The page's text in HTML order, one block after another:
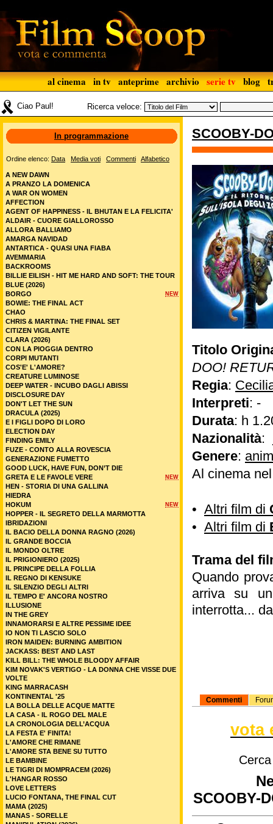
al cinema in tv anteprime archivio serie tv blog
Ciao Paul! Ricerca veloce:
SCOOBY-
Titolo
DOO!
Regia:
Interpreti: -
Durata: h
Nazionalità:
Genere:
Al cinema
• Altri film di
• Altri film di
Trama del
Quando
arriva su
interrotta...
Commenti
vota
SCOOBY-
In programmazione
Ordine elenco: Data Media voti Commenti Alfabetico
A NEW DAWN
A PRANZO LA DOMENICA
A WAR ON WOMEN
AFFECTION
AGENT OF HAPPINESS - IL BHUTAN E LA FELICITA'
ALDAIR - CUORE GIALLOROSSO
ALLORA BALLIAMO
AMARGA NAVIDAD
ANTARTICA - QUASI UNA FIABA
AVEMMARIA
BACKROOMS
BILLIE EILISH - HIT ME HARD AND SOFT: THE TOUR
BLUE (2026)
NEW
BORGO
BOWIE: THE FINAL ACT
CHAO
CHRIS & MARTINA: THE FINAL SET
CITIZEN VIGILANTE
CLARA (2026)
CON LA PIOGGIA DENTRO
CORPI MUTANTI
COS'E' L'AMORE?
CREATURE LUMINOSE
DEEP WATER - INCUBO DAGLI ABISSI
DISCLOSURE DAY
DON'T LET THE SUN
DRACULA (2025)
E I FIGLI DOPO DI LORO
ELECTION DAY
FINDING EMILY
FUZE - CONTO ALLA ROVESCIA
GENERAZIONE FUMETTO
GOOD LUCK, HAVE FUN, DON’T DIE
NEW
GRETA E LE FAVOLE VERE
HEN - STORIA DI UNA GALLINA
HIEDRA
NEW
HOKUM
HOPPER - IL SEGRETO DELLA MARMOTTA
IBRIDAZIONI
IL BACIO DELLA DONNA RAGNO (2026)
IL GRANDE BOCCIA
IL MONDO OLTRE
IL PRIGIONIERO (2025)
IL PRINCIPE DELLA FOLLIA
IL REGNO DI KENSUKE
IL SILENZIO DEGLI ALTRI
IL TEMPO E' ANCORA NOSTRO
ILLUSIONE
IN THE GREY
INNAMORARSI E ALTRE PESSIME IDEE
IO NON TI LASCIO SOLO
IRON MAIDEN: BURNING AMBITION
JACKASS: BEST AND LAST
KILL BILL: THE WHOLE BLOODY AFFAIR
KIM NOVAK'S VERTIGO - LA DONNA CHE VISSE DUE
VOLTE
KING MARRACASH
KONTINENTAL '25
LA BOLLA DELLE ACQUE MATTE
LA CASA - IL ROGO DEL MALE
LA CRONOLOGIA DELL’ACQUA
LA FESTA E' FINITA!
L'AMORE CHE RIMANE
L'AMORE STA BENE SU TUTTO
LE BAMBINE
LE TIGRI DI MOMPRACEM (2026)
L'HANGAR ROSSO
LOVE LETTERS
LUCIO FONTANA, THE FINAL CUT
MAMA (2025)
MANAS - SORELLE